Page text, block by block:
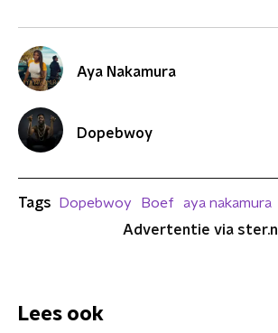
Aya Nakamura
Dopebwoy
Tags Dopebwoy Boef
aya nakamura
Advertentie via ster.nl
Lees ook